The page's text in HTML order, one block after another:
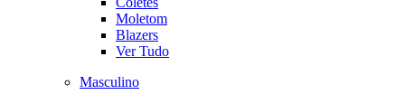
Moletom
Blazers
Ver Tudo
Masculino